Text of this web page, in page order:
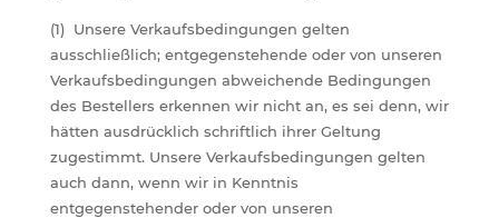
(1) Unsere Verkaufsbedingungen gelten
ausschließlich; entgegenstehende oder von unseren
Verkaufsbedingungen abweichende Bedingungen
des Bestellers erkennen wir nicht an, es sei denn, wir
hätten ausdrücklich schriftlich ihrer Geltung
zugestimmt. Unsere Verkaufsbedingungen gelten
auch dann, wenn wir in Kenntnis
entgegenstehender oder von unseren